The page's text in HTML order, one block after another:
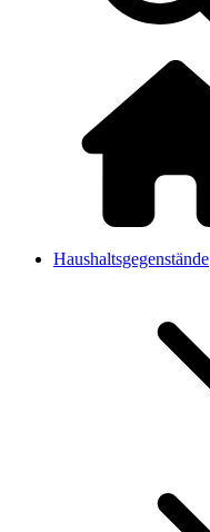
Haushaltsgegenstände